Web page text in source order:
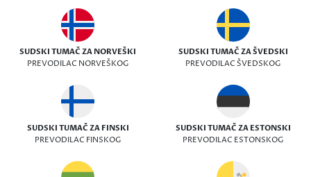
SUDSKI TUMAČ ZA NORVEŠKI
PREVODILAC NORVEŠKOG
SUDSKI TUMAČ ZA ŠVEDSKI
PREVODILAC ŠVEDSKOG
SUDSKI TUMAČ ZA FINSKI
PREVODILAC FINSKOG
SUDSKI TUMAČ ZA ESTONSKI
PREVODILAC ESTONSKOG